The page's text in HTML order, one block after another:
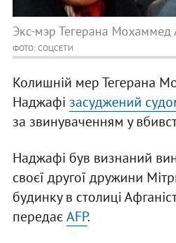
Экс-мэр Тегерана
ФОТО: СОЦСЕТИ
Колишній мер Тегерана
Наджафі засуджений
за звинуваченням у
Наджафі був визнаний
своєї другої дружини
будинку в столиці
передаєAFP.